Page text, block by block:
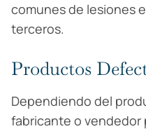
comunes de lesiones
terceros.
Productos
Dependiendo del
fabricante o vendedor